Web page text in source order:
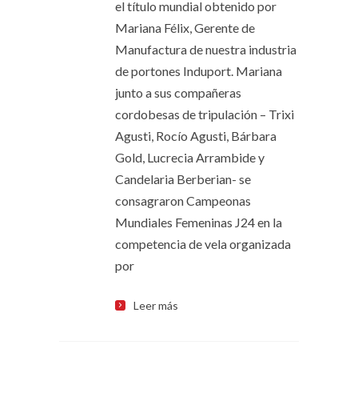
el título mundial obtenido por
Mariana Félix, Gerente de
Manufactura de nuestra industria
de portones Induport. Mariana
junto a sus compañeras
cordobesas de tripulación – Trixi
Agusti, Rocío Agusti, Bárbara
Gold, Lucrecia Arrambide y
Candelaria Berberian- se
consagraron Campeonas
Mundiales Femeninas J24 en la
competencia de vela organizada
por
Leer más